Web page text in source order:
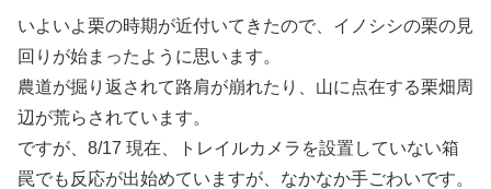
いよいよ栗の時期が近付いてきたので、イノシシの栗の見
回りが始まったように思います。
農道が掘り返されて路肩が崩れたり、山に点在する栗畑周
辺が荒らされています。
ですが、8/17 現在、トレイルカメラを設置していない箱
罠でも反応が出始めていますが、なかなか手ごわいです。